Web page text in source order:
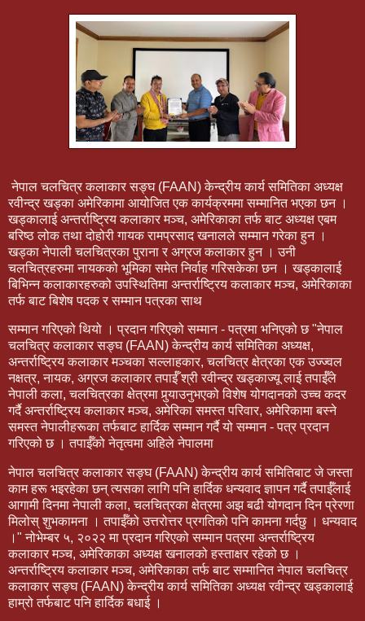
नेपाल चलचित्र कलाकार सङ्घ (FAAN) केन्द्रीय कार्य समितिका अध्यक्ष
रवीन्द्र खड्का अमेरिकामा आयोजित एक कार्यक्रममा सम्मानित भएका छन ।
खड्कालाई अन्तर्राष्ट्रिय कलाकार मञ्च, अमेरिकाका तर्फ बाट अध्यक्ष एबम
बरिष्ठ लोक तथा दोहोरी गायक रामप्रसाद खनालले सम्मान गरेका हुन ।
खड्का नेपाली चलचित्रका पुराना र अग्रज कलाकार हुन । उनी
चलचित्रहरुमा नायकको भूमिका समेत निर्वाह गरिसकेका छन । खड्कालाई
बिभिन्न कलाकारहरुको उपस्थितिमा अन्तर्राष्ट्रिय कलाकार मञ्च, अमेरिकाका
तर्फ बाट बिशेष पदक र सम्मान पत्रका साथ
सम्मान गरिएको थियो । प्रदान गरिएको सम्मान - पत्रमा भनिएको छ "नेपाल
चलचित्र कलाकार सङ्घ (FAAN) केन्द्रीय कार्य समितिका अध्यक्ष,
अन्तर्राष्ट्रिय कलाकार मञ्चका सल्लाहकार, चलचित्र क्षेत्रका एक उज्ज्वल
नक्षत्र, नायक, अग्रज कलाकार तपाईँ श्री रवीन्द्र खड्काज्यू लाई तपाईँले
नेपाली कला, चलचित्रका क्षेत्रमा पुर्‍याउनुभएको विशेष योगदानको उच्च कदर
गर्दै अन्तर्राष्ट्रिय कलाकार मञ्च, अमेरिका समस्त परिवार, अमेरिकामा बस्ने
समस्त नेपालीहरूका तर्फबाट हार्दिक सम्मान गर्दै यो सम्मान - पत्र प्रदान
गरिएको छ । तपाईँको नेतृत्वमा अहिले नेपालमा
नेपाल चलचित्र कलाकार सङ्घ (FAAN) केन्द्रीय कार्य समितिबाट जे जस्ता
काम हरू भइरहेका छन् त्यसका लागि पनि हार्दिक धन्यवाद ज्ञापन गर्दै तपाईँलाई
आगामी दिनमा नेपाली कला, चलचित्रका क्षेत्रमा अझ बढी योगदान दिन प्रेरणा
मिलोस् शुभकामना । तपाईँको उत्तरोत्तर प्रगतिको पनि कामना गर्दछु । धन्यवाद
।" नोभेम्बर ५, २०२२ मा प्रदान गरिएको सम्मान पत्रमा अन्तर्राष्ट्रिय
कलाकार मञ्च, अमेरिकाका अध्यक्ष खनालको हस्ताक्षर रहेको छ ।
अन्तर्राष्ट्रिय कलाकार मञ्च, अमेरिकाका तर्फ बाट सम्मानित नेपाल चलचित्र
कलाकार सङ्घ (FAAN) केन्द्रीय कार्य समितिका अध्यक्ष रवीन्द्र खड्कालाई
हाम्रो तर्फबाट पनि हार्दिक बधाई ।